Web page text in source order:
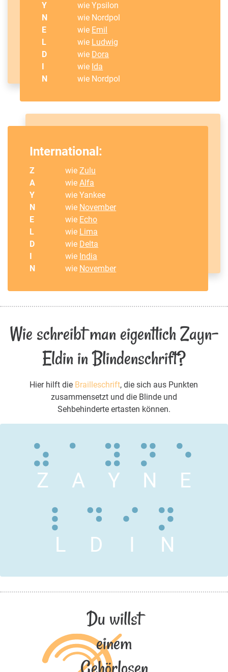
Y
wie Ypsilon
N
wie Nordpol
E
wie Emil
L
wie Ludwig
D
wie Dora
wie Ida
N
wie Nordpol
International:
Z wieZulu
A
wieAlfa
Y
wie Yankee
N
wie November
E
wie Echo
L
wie Lima
D
wie Delta
wie India
N
wie November
Wie schreibt man eigentlich Zayn-
Eldin in Blindenschrift?
Hier hilft die Brailleschrift, die sich aus Punkten
zusammensetzt und die Blinde und
Sehbehinderte ertasten können.
Z A Y N E
L D I N
Du willst
einem